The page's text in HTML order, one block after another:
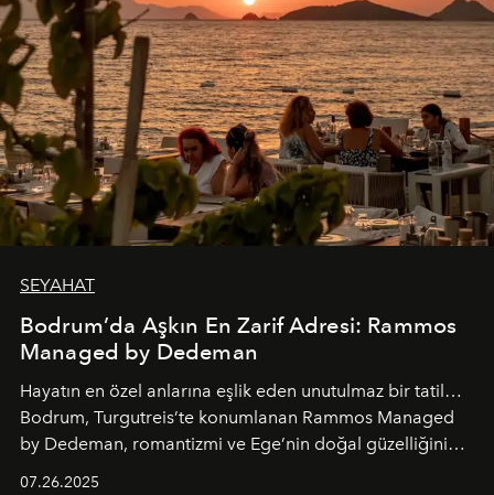
SEYAHAT
Bodrum’da Aşkın En Zarif Adresi: Rammos
Managed by Dedeman
Hayatın en özel anlarına eşlik eden unutulmaz bir tatil…
Bodrum, Turgutreis’te konumlanan Rammos Managed
by Dedeman, romantizmi ve Ege’nin doğal güzelliğini
07.26.2025